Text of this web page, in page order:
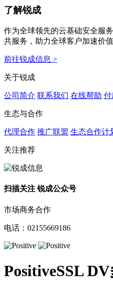
了解锐成
作为全球领先的云基础安全服
共服务，助力全球客户加速价值
前往锐成信息 >
关于锐成
公司简介 联系我们 在线帮助 付
生态与合作
代理合作 推广联盟 生态合作计
关注推荐
扫描关注 锐成公众号
市场商务合作
电话：02155669186
PositiveSSL